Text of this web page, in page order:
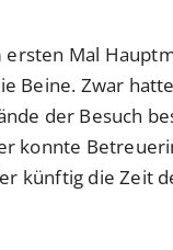
Mal
Beine. Zwar
der Besuch
konnte
künftig die Zeit